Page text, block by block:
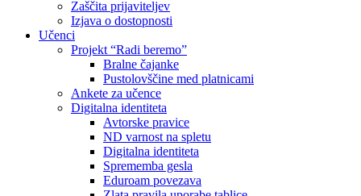
Zaščita prijaviteljev
Izjava o dostopnosti
Učenci
Projekt “Radi beremo”
Bralne čajanke
Pustolovščine med platnicami
Ankete za učence
Digitalna identiteta
Avtorske pravice
ND varnost na spletu
Digitalna identiteta
Sprememba gesla
Eduroam povezava